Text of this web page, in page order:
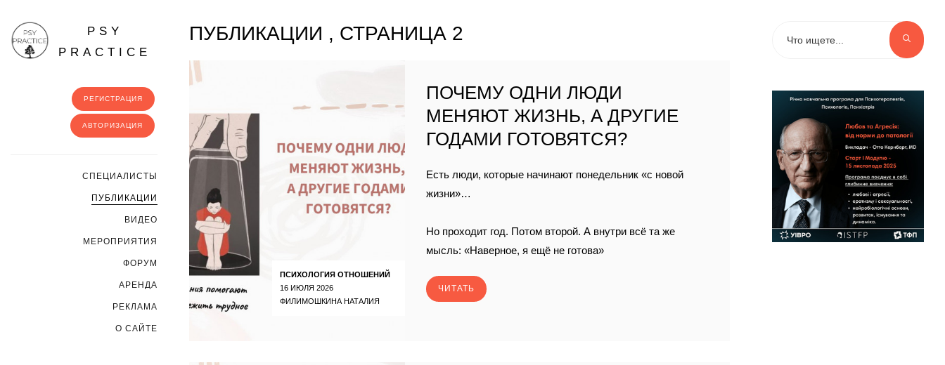
PSY
PRACTICE
РЕГИСТРАЦИЯ
АВТОРИЗАЦИЯ
CПЕЦИАЛИСТЫ
ПУБЛИКАЦИИ
ВИДЕО
МЕРОПРИЯТИЯ
ФОРУМ
АРЕНДА
РЕКЛАМА
О САЙТЕ
ПУБЛИКАЦИИ , СТРАНИЦА 2
ПСИХОЛОГИЯ ОТНОШЕНИЙ
16 ИЮЛЯ 2026
ФИЛИМОШКИНА НАТАЛИЯ
ПОЧЕМУ ОДНИ ЛЮДИ
МЕНЯЮТ ЖИЗНЬ, А ДРУГИЕ
ГОДАМИ ГОТОВЯТСЯ?
Есть люди, которые начинают понедельник «с новой
жизни»…
Но проходит год. Потом второй. А внутри всё та же
мысль: «Наверное, я ещё не готова»
ЧИТАТЬ